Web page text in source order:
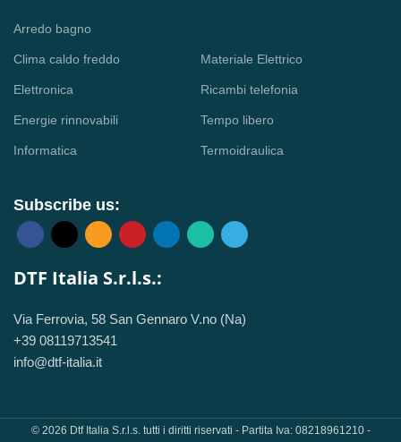
Arredo bagno
Clima caldo freddo
Elettronica
Energie rinnovabili
Informatica
Materiale Elettrico
Ricambi telefonia
Tempo libero
Termoidraulica
Subscribe us:
DTF Italia S.r.l.s.:
Via Ferrovia, 58 San Gennaro V.no (Na)
+39 08119713541
info@dtf-italia.it
© 2026 Dtf Italia S.r.l.s. tutti i diritti riservati - Partita Iva: 08218961210 -